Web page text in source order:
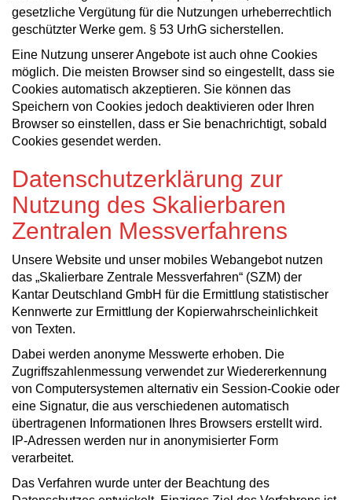
gesetzliche Vergütung für die Nutzungen urheberrechtlich
geschützter Werke gem. § 53 UrhG sicherstellen.
Eine Nutzung unserer Angebote ist auch ohne Cookies
möglich. Die meisten Browser sind so eingestellt, dass sie
Cookies automatisch akzeptieren. Sie können das
Speichern von Cookies jedoch deaktivieren oder Ihren
Browser so einstellen, dass er Sie benachrichtigt, sobald
Cookies gesendet werden.
Datenschutzerklärung zur
Nutzung des Skalierbaren
Zentralen Messverfahrens
Unsere Website und unser mobiles Webangebot nutzen
das „Skalierbare Zentrale Messverfahren“ (SZM) der
Kantar Deutschland GmbH für die Ermittlung statistischer
Kennwerte zur Ermittlung der Kopierwahrscheinlichkeit
von Texten.
Dabei werden anonyme Messwerte erhoben. Die
Zugriffszahlenmessung verwendet zur Wiedererkennung
von Computersystemen alternativ ein Session-Cookie oder
eine Signatur, die aus verschiedenen automatisch
übertragenen Informationen Ihres Browsers erstellt wird.
IP-Adressen werden nur in anonymisierter Form
verarbeitet.
Das Verfahren wurde unter der Beachtung des